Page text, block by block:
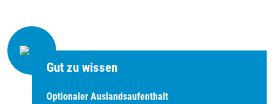
Gut zu wissen
Optionaler Auslandsaufenthalt